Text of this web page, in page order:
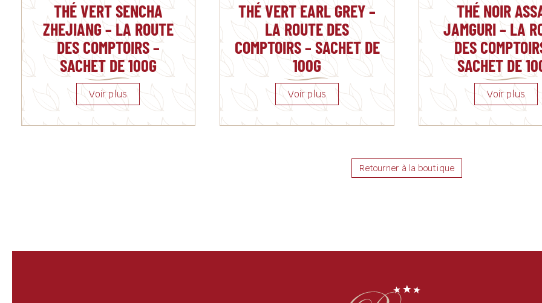
THÉ VERT SENCHA
ZHEJIANG – LA ROUTE
DES COMPTOIRS –
SACHET DE 100G
THÉ VERT EARL GREY –
LA ROUTE DES
COMPTOIRS – SACHET DE
100G
THÉ NOIR
JAMGURI – LA
DES
SACHET DE
Retourner à la boutique